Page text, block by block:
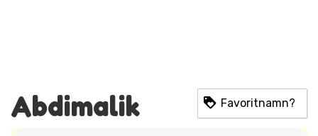
Abdimalik Favoritnamn?